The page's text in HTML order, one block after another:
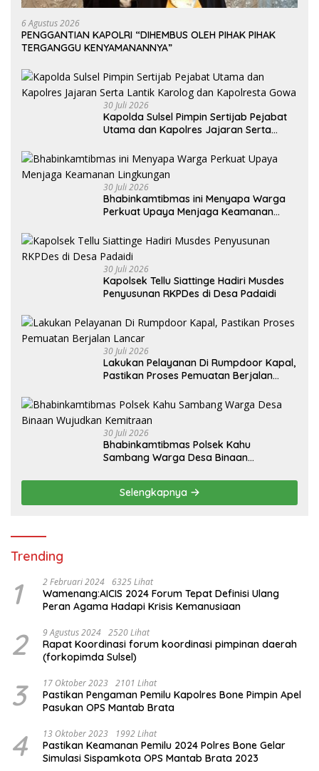
6 Agustus 2026
PENGGANTIAN KAPOLRI “DIHEMBUS OLEH PIHAK PIHAK
TERGANGGU KENYAMANANNYA”
30 Juli 2026
Kapolda Sulsel Pimpin Sertijab Pejabat
Utama dan Kapolres Jajaran Serta
30 Juli 2026
Bhabinkamtibmas ini Menyapa Warga
Perkuat Upaya Menjaga Keamanan
30 Juli 2026
Kapolsek Tellu Siattinge Hadiri Musdes
Penyusunan RKPDes di Desa Padaidi
30 Juli 2026
Lakukan Pelayanan Di Rumpdoor Kapal,
Pastikan Proses Pemuatan Berjalan
30 Juli 2026
Bhabinkamtibmas Polsek Kahu
Sambang Warga Desa Binaan
Selengkapnya
Trending
1 2 Februari 2024 6325 Lihat
Wamenang:AICIS 2024 Forum Tepat Definisi Ulang
Peran Agama Hadapi Krisis Kemanusiaan
2 9 Agustus 2024 2520 Lihat
Rapat Koordinasi forum koordinasi pimpinan daerah
(forkopimda Sulsel)
3 17 Oktober 2023 2101 Lihat
Pastikan Pengaman Pemilu Kapolres Bone Pimpin Apel
Pasukan OPS Mantab Brata
4 13 Oktober 2023 1992 Lihat
Pastikan Keamanan Pemilu 2024 Polres Bone Gelar
Simulasi Sispamkota OPS Mantab Brata 2023